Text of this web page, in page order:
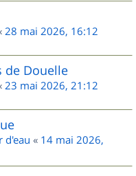
28 mai 2026, 16:12
de Douelle
23 mai 2026, 21:12
d'eau « 14 mai 2026,